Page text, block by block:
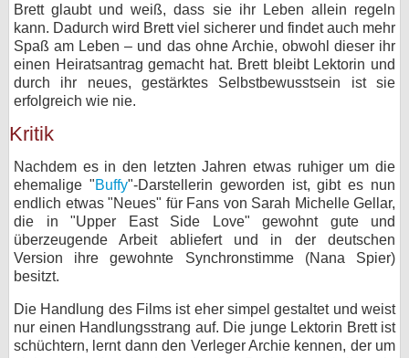
Brett glaubt und weiß, dass sie ihr Leben allein regeln
kann. Dadurch wird Brett viel sicherer und findet auch mehr
Spaß am Leben – und das ohne Archie, obwohl dieser ihr
einen Heiratsantrag gemacht hat. Brett bleibt Lektorin und
durch ihr neues, gestärktes Selbstbewusstsein ist sie
erfolgreich wie nie.
Kritik
Nachdem es in den letzten Jahren etwas ruhiger um die
ehemalige "Buffy"-Darstellerin geworden ist, gibt es nun
endlich etwas "Neues" für Fans von Sarah Michelle Gellar,
die in "Upper East Side Love" gewohnt gute und
überzeugende Arbeit abliefert und in der deutschen
Version ihre gewohnte Synchronstimme (Nana Spier)
besitzt.
Die Handlung des Films ist eher simpel gestaltet und weist
nur einen Handlungsstrang auf. Die junge Lektorin Brett ist
schüchtern, lernt dann den Verleger Archie kennen, der um